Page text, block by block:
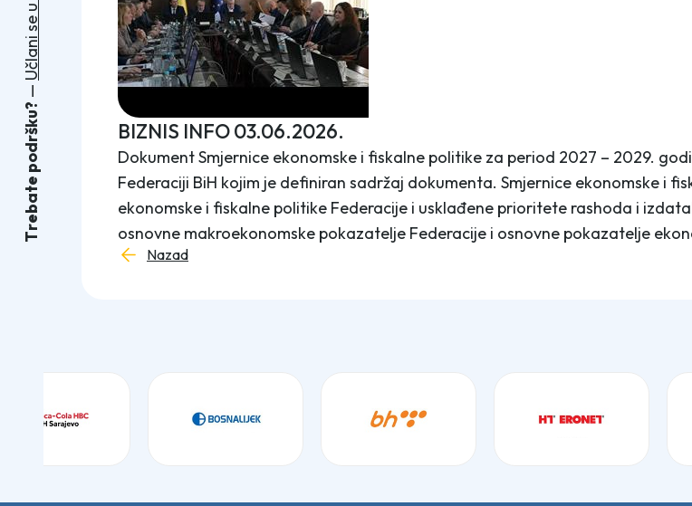
BIZNIS INFO 03.06.2026.
Dokument Smjernice ekonomske i fiskalne politike za period 2027 – 2029.
Federaciji BiH kojim je definiran sadržaj dokumenta. Smjernice ekonomske i
ekonomske i fiskalne politike Federacije i usklađene prioritete rashoda i
osnovne makroekonomske pokazatelje Federacije i osnovne pokazatelje
Nazad
T
r
e
b
a
t
e
p
o
d
r
š
k
u
?
U
č
l
a
n
i
s
e
u